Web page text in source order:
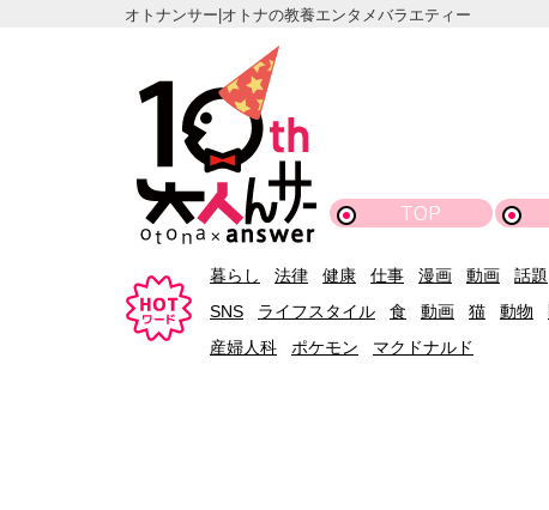
オトナンサー|オトナの教養エンタメバラエティー
TOP
暮らし 法律 健康 仕事 漫画 動画 話題
SNS
ライフスタイル 食 動画 猫 動物
産婦人科
ポケモン マクドナルド